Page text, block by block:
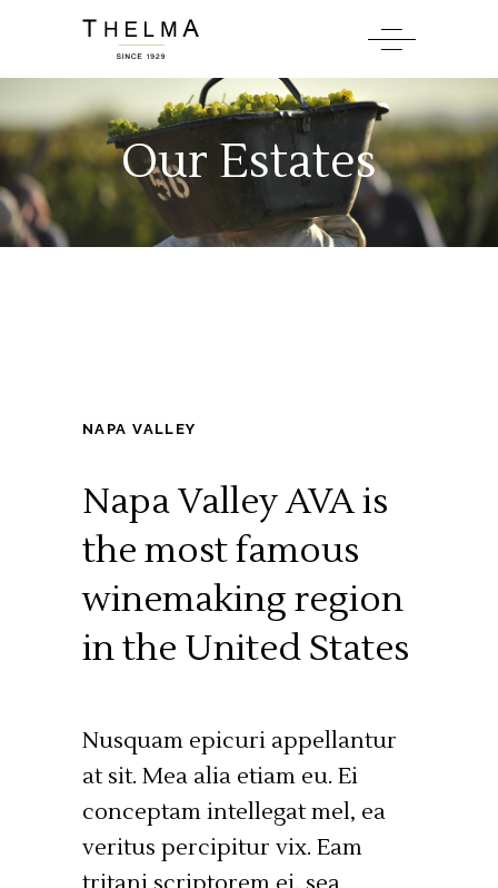
Our Estates
NAPA VALLEY
Napa Valley AVA is
the most famous
winemaking region
in the United States
Nusquam epicuri appellantur
at sit. Mea alia etiam eu. Ei
conceptam intellegat mel, ea
veritus percipitur vix. Eam